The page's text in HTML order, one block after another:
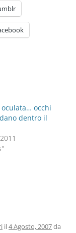
occhi
dentro il
il4 Agosto, 2007da